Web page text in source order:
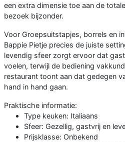
een extra dimensie toe aan de
bezoek bijzonder.
Voor Groepsuitstapjes, borrels en
Bappie Pietje precies de juiste
levendig sfeer zorgt ervoor dat
voelen, terwijl de bediening
restaurant toont aan dat gedegen
hand in hand gaan.
Praktische informatie:
Type keuken: Italiaans
Sfeer: Gezellig, gastvrij en
Prijsklasse: Onbekend